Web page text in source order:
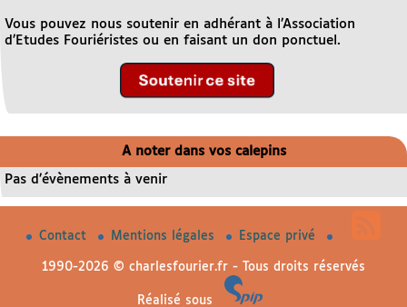
Vous pouvez nous soutenir en adhérant à l’Association
d’Etudes Fouriéristes ou en faisant un don ponctuel.
A noter dans vos calepins
Pas d’évènements à venir
Contact Mentions légales Espace privé
1990-2026 © charlesfourier.fr - Tous droits réservés
Réalisé sous